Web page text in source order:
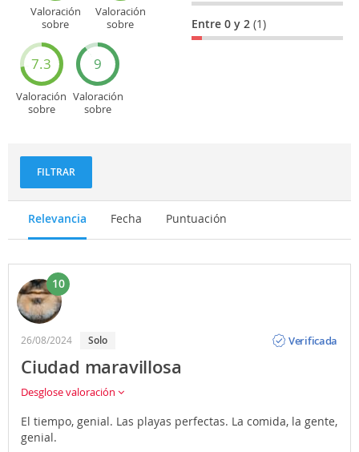
Valoración
sobre
Valoración
sobre
turísticos
7.3
Valoración
sobre
9
Valoración
sobre
Entre 0 y 2(1)
FILTRAR
Relevancia Fecha Puntuación
10
26/08/2024 Solo
Verificada
Ciudad maravillosa
Desglose valoración
El tiempo, genial. Las playas perfectas. La comida, la gente,
genial.